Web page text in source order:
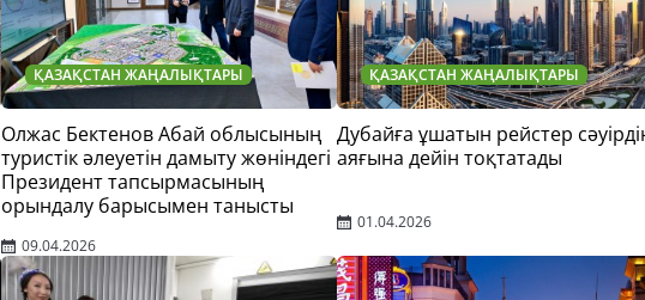
ҚАЗАҚСТАН ЖАҢАЛЫҚТАРЫ
Олжас Бектенов Абай облысының
туристік әлеуетін дамыту жөніндегі
Президент тапсырмасының
орындалу барысымен танысты
09.04.2026
ҚАЗАҚСТАН ЖАҢАЛЫҚТАРЫ
Дубайға ұшатын рейстер
аяғына дейін тоқтатады
01.04.2026